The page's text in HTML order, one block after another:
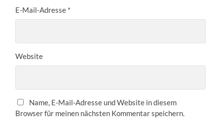
E-Mail-Adresse *
Website
Name, E-Mail-Adresse und Website in diesem
Browser für meinen nächsten Kommentar speichern.